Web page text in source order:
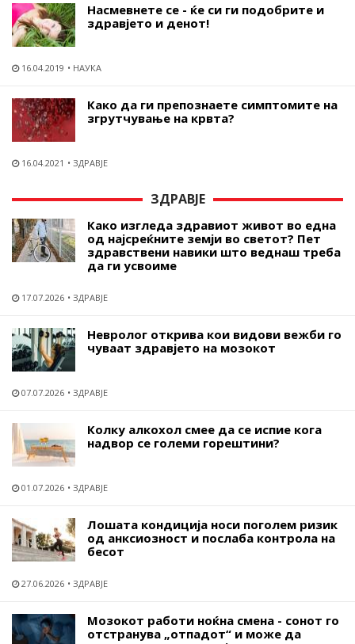
Насмевнете се - ќе си ги подобрите и
здравјето и денот!
16.04.2019 НАУКА
Како да ги препознаете симптомите на
згрутчување на крвта?
16.04.2021 ЗДРАВЈЕ
ЗДРАВЈЕ
Како изгледа здравиот живот во една
од најсреќните земји во светот? Пет
здравствени навики што веднаш треба
да ги усвоиме
17.07.2026 ЗДРАВЈЕ
Невролог открива кои видови вежби го
чуваат здравјето на мозокот
07.07.2026 ЗДРАВЈЕ
Колку алкохол смее да се испие кога
надвор се големи горештини?
01.07.2026 ЗДРАВЈЕ
Лошата кондиција носи поголем ризик
од анксиозност и послаба контрола на
бесот
27.06.2026 ЗДРАВЈЕ
Мозокот работи ноќна смена - сонот го
отстранува „отпадот“ и може да